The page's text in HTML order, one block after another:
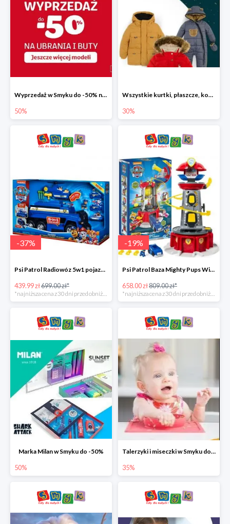
Wyprzedaż w Smyku do -50% na ubrania i buty
50%
Wszystkie kurtki, płaszcze, kombinezony i spodnie narciarskie -30%
30%
-37%
Psi Patrol Radiowóz 5w1 pojazd ratunkowy z figurką Chase'a -37%
439.99 zł699.00 zł*
-19%
Psi Patrol Baza Mighty Pups Wieża obserwacyjna+pojazd z figurką -19%
658.00 zł809.00 zł*
Marka Milan w Smyku do -50%
50%
Talerzyki i miseczki w Smyku do -35%
35%